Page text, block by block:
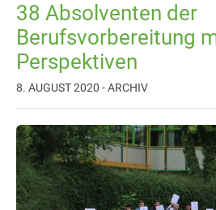
38 Absolventen der
Berufsvorbereitung
Perspektiven
8. AUGUST 2020 - ARCHIV